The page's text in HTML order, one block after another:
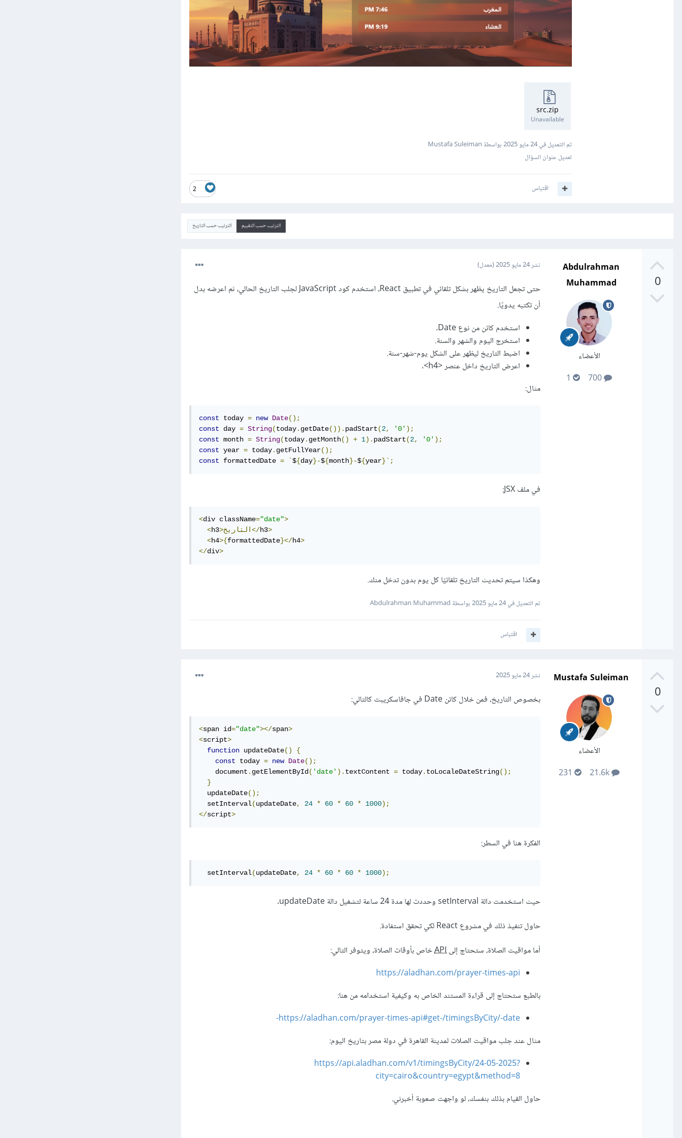
src.zip
Unavailable
تم التعديل في24 مايو 2025
بواسطة Mustafa Suleiman
تعديل عنوان السؤال
2 اقتباس
الترتيب حسب التقييم الترتيب حسب التاريخ
0
Abdulrahman
Muhammad
الأعضاء
نشر24 مايو 2025 (معدل)
حتى تجعل التاريخ يظهر بشكل تلقائي في تطبيق React، استخدم كود JavaScript لجلب التاريخ الحالي، ثم اعرضه بدل
أن تكتبه يدويًا.
استخدم كائن من نوع Date.
استخرج اليوم والشهر والسنة.
اضبط التاريخ ليظهر على الشكل يوم-شهر-سنة.
اعرض التاريخ داخل عنصر <h4>.
مثال:
const today = new Date();
const day = String(today. getDate()). padStart(2, '0' );
const month = String(today. getMonth() + 1). padStart(2, '0' );
const year = today. getFullYear();
const formattedDate = `${day}-${month}-${year}`;
في ملف JSX:
<div className="date">
<h3 >التاريخ</h3>
<h4>{formattedDate}</h4>
</div>
وهكذا سيتم تحديث التاريخ تلقائيًا كل يوم بدون تدخل منك.
تم التعديل في24 مايو 2025 بواسطة Abdulrahman Muhammad
اقتباس
0
Mustafa Suleiman
الأعضاء
نشر24 مايو 2025
بخصوص التاريخ، فمن خلال كائن Date في جافاسكريبت كالتالي:
<span id="date"></span>
<script>
function updateDate()
{
const today = new Date();
    document
. getElementById ( 'date' ). textContent = today. toLocaleDateString();
}
  updateDate
();
  setInterval
(updateDate, 24 * 60 * 60 * 1000);
</script>
الفكرة هنا في السطر:
  setInterval
(updateDate, 24 * 60 * 60 * 1000);
حيث استخدمت دالة setInterval وحددت لها مدة 24 ساعة لتشغيل دالة updateDate.
حاول تنفيذ ذلك في مشروع React لكي تحقق استفادة.
أما مواقيت الصلاة، ستحتاج إلىAPIخاص بأوقات الصلاة، ويتوفر التالي:
https://aladhan.com/prayer-times-api
بالطبع ستحتاج إلى قراءة المستند الخاص به وكيفية استخدامه من هنا:
https://aladhan.com/prayer-times-api#get-/timingsByCity/-date-
مثال عند جلب مواقيت الصلات لمدينة القاهرة في دولة مصر بتاريخ اليوم:
https://api.aladhan.com/v1/timingsByCity/24-05-2025?
city=cairo&country=egypt&method=8
حاول القيام بذلك بنفسك، لو واجهت صعوبة أخبرني.